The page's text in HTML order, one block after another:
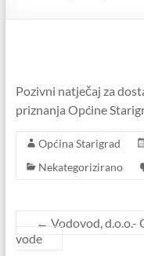
Pozivni natječaj za
priznanja Općine
Općina Starigrad
Nekategorizirano
← Vodovod, d.o.o.-
vode